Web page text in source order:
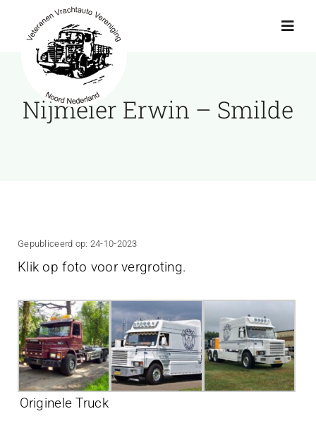
inhoud
Actueel
Interviews
Projecten
Contact
Nijmeier Erwin – Smilde
Gepubliceerd op: 24-10-2023
Klik op foto voor vergroting.
Originele Truck